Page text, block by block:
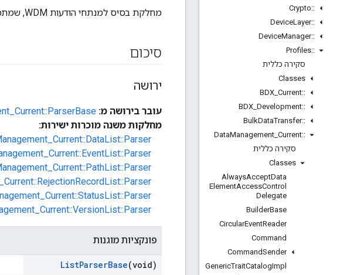
::
Crypto
::
DeviceLayer
::
DeviceManager
::
Profiles
סקירה כללית
Classes
::
BDX Current
::
BDX Development
::
BulkDataTransfer
::
DataManagement Current
סקירה כללית
Classes
AlwaysAcceptData
ElementAccessControl
Delegate
BuilderBase
CircularEventReader
Command
CommandSender
GenericTraitCatalogImpl
מחלקת בסיס למנתחי הודעות WDM, שמתמחה ברכיבי מערכים של
סיכום
ירושה
עובר בירושה מ:
מחלקות משנה מוכרות ישירות:
פונקציות מוגנות
ListParserBase(void)